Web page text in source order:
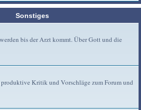
Sonstiges
bis der Arzt kommt. Über Gott und die
Kritik und Vorschläge zum Forum und